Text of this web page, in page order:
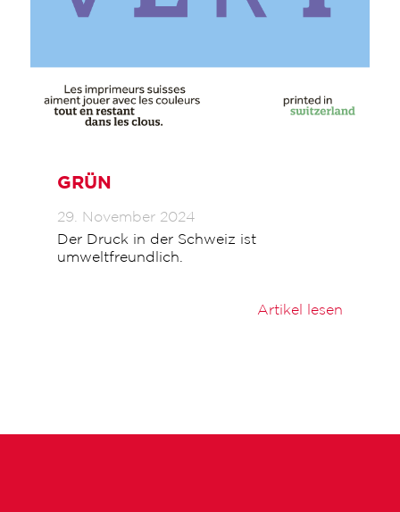
GRÜN
29. November 2024
Der Druck in der Schweiz ist
umweltfreundlich.
Artikel lesen